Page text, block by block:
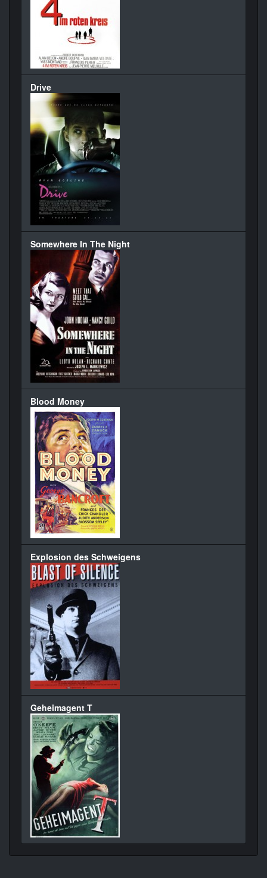
Drive
Somewhere In The Night
Blood Money
Explosion des Schweigens
Geheimagent T